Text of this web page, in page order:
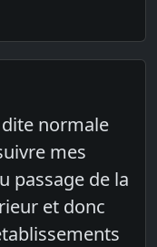
dite normale
mes
passage de la
et donc